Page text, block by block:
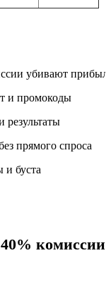
убивают
и промокоды
результаты
прямого спроса
и буста
комиссии